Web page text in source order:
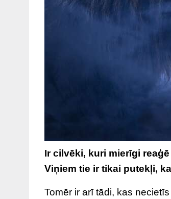
Ir cilvēki, kuri mierīgi
Viņiem tie ir tikai putekļi,
Tomēr ir arī tādi, kas